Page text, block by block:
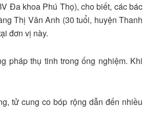
Đa khoa Phú Thọ), cho biết, các bác
Thị Vân Anh (30 tuổi, huyện Thanh
đơn vị này.
pháp thụ tinh trong ống nghiệm. Khi
tử cung co bóp rộng dẫn đến nhiều